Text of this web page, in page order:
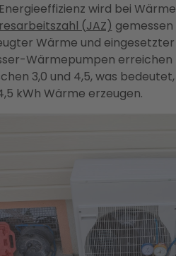
wird bei
(JAZ)
Wärme und
Wärmepumpen erreichen
3,0 und 4,5, was
kWh Wärme erzeugen.